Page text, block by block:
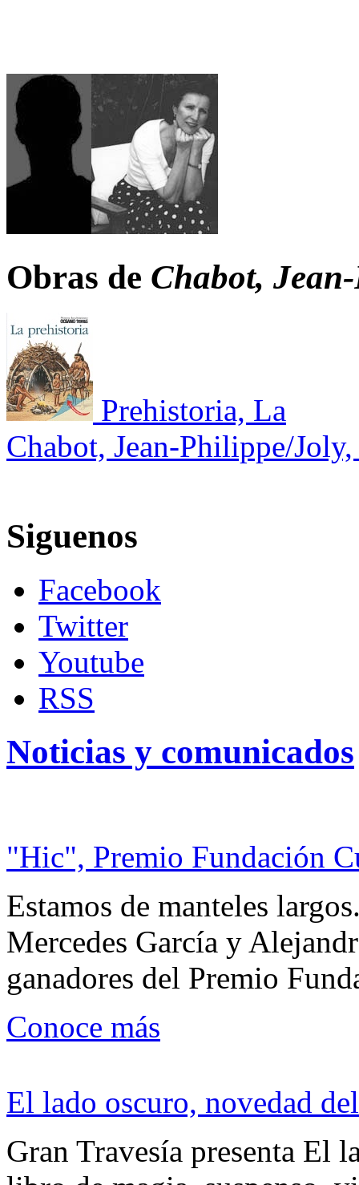
Obras de Chabot,
Prehistoria, La
Chabot, Jean-Philippe/
Siguenos
Facebook
Twitter
Youtube
RSS
Noticias y comunicados
"Hic", Premio Fundación
Estamos de manteles
Mercedes García y
ganadores del Premio
Conoce más
El lado oscuro, novedad
Gran Travesía presenta El